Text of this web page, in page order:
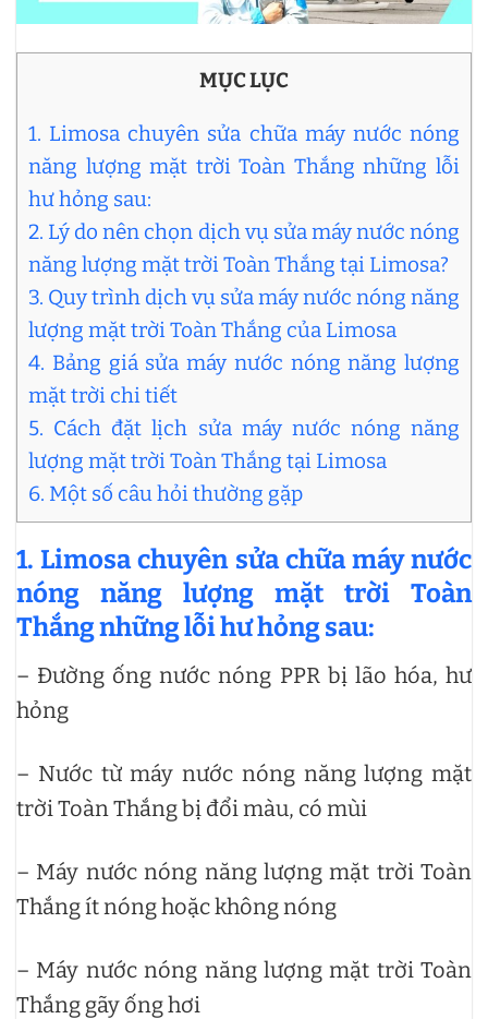
MỤC LỤC
1. Limosa chuyên sửa chữa máy nước nóng
năng lượng mặt trời Toàn Thắng những lỗi
hư hỏng sau:
2. Lý do nên chọn dịch vụ sửa máy nước nóng
năng lượng mặt trời Toàn Thắng tại Limosa?
3. Quy trình dịch vụ sửa máy nước nóng năng
lượng mặt trời Toàn Thắng của Limosa
4. Bảng giá sửa máy nước nóng năng lượng
mặt trời chi tiết
5. Cách đặt lịch sửa máy nước nóng năng
lượng mặt trời Toàn Thắng tại Limosa
6. Một số câu hỏi thường gặp
1. Limosa chuyên sửa chữa máy nước
nóng năng lượng mặt trời Toàn
Thắng những lỗi hư hỏng sau:
– Đường ống nước nóng PPR bị lão hóa, hư
hỏng
– Nước từ máy nước nóng năng lượng mặt
trời Toàn Thắng bị đổi màu, có mùi
– Máy nước nóng năng lượng mặt trời Toàn
Thắng ít nóng hoặc không nóng
– Máy nước nóng năng lượng mặt trời Toàn
Thắng gãy ống hơi